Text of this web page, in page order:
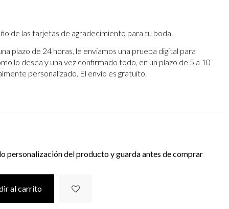
de las tarjetas de agradecimiento para tu boda.
plazo de 24 horas, le enviamos una prueba digital para
lo desea y una vez confirmado todo, en un plazo de 5 a 10
personalizado. El envío es gratuito.
personalización del producto y guarda antes de comprar
al carrito